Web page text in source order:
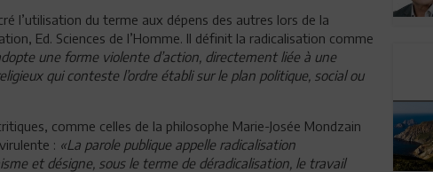
l’utilisation du terme aux dépens des autres lors de la
Ed. Sciences de l’Homme. Il définit la radicalisation comme
une forme violente d’action, directement liée à une
qui conteste l’ordre établi sur le plan politique, social ou
comme celles de la philosophe Marie-Josée Mondzain
: «La parole publique appelle radicalisation
et désigne, sous le terme de déradicalisation, le travail